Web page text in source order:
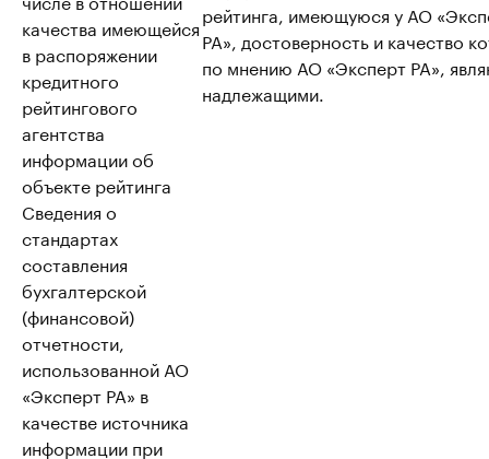
качества имеющейся
в распоряжении
кредитного
рейтингового
агентства
информации об
объекте рейтинга
рейтинга, имеющуюся у АО
РА», достоверность и качество
по мнению АО «Эксперт РА»,
надлежащими.
Сведения о
стандартах
составления
бухгалтерской
(финансовой)
отчетности,
использованной АО
«Эксперт РА» в
качестве источника
информации при